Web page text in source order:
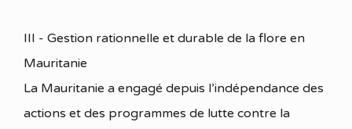
III - Gestion rationnelle et durable de la flore en
Mauritanie
La Mauritanie a engagé depuis l’indépendance des
actions et des programmes de lutte contre la